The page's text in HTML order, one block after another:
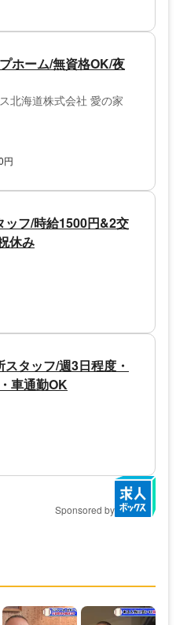
ホーム/無資格OK/夜
北海道株式会社 愛の家
円
ッフ/時給1500円&2交
休み
タッフ/週3日程度・
車通勤OK
Sponsored by